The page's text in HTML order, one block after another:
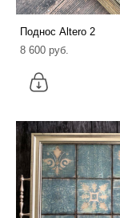
Поднос Altero 2
8 600 pуб.